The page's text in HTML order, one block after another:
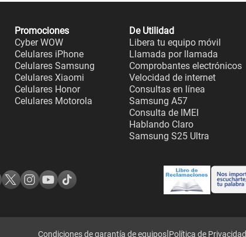
Promociones
Cyber WOW
Celulares iPhone
Celulares Samsung
Celulares Xiaomi
Celulares Honor
Celulares Motorola
De Utilidad
Libera tu equipo móvil
Llamada por llamada
Comprobantes electrónicos
Velocidad de internet
Consultas en línea
Samsung A57
Consulta de IMEI
Hablando Claro
Samsung S25 Ultra
Condiciones de garantía de equipos|Política de Privacidad